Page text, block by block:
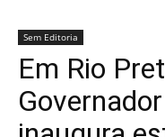
Sem Editoria
Em Rio